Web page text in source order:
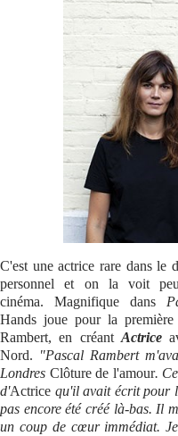
C'est une actrice rare dans le
personnel et on la voit
cinéma. Magnifique dans
Hands joue pour la
Rambert, en créant Actrice
Nord. "Pascal Rambert
Londres Clôture de l'amour.
d'Actrice qu'il avait écrit pour
pas encore été créé là-bas. Il
un coup de cœur immédiat.